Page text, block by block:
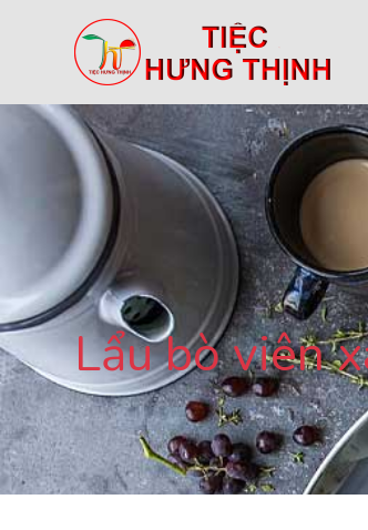
Lẩu bò viên